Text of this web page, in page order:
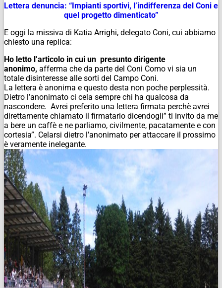
Lettera denuncia: “Impianti sportivi, l’indifferenza del Coni e
quel progetto dimenticato”
E oggi la missiva di Katia Arrighi, delegato Coni, cui abbiamo
chiesto una replica:
Ho letto l’articolo in cui un presunto dirigente
anonimo, afferma che da parte del Coni Como vi sia un
totale disinteresse alle sorti del Campo Coni.
La lettera è anonima e questo desta non poche perplessità.
Dietro l’anonimato ci cela sempre chi ha qualcosa da
nascondere. Avrei preferito una lettera firmata perchè avrei
direttamente chiamato il firmatario dicendogli” ti invito da me
a bere un caffè e ne parliamo, civilmente, pacatamente e con
cortesia”. Celarsi dietro l’anonimato per attaccare il prossimo
è veramente inelegante.